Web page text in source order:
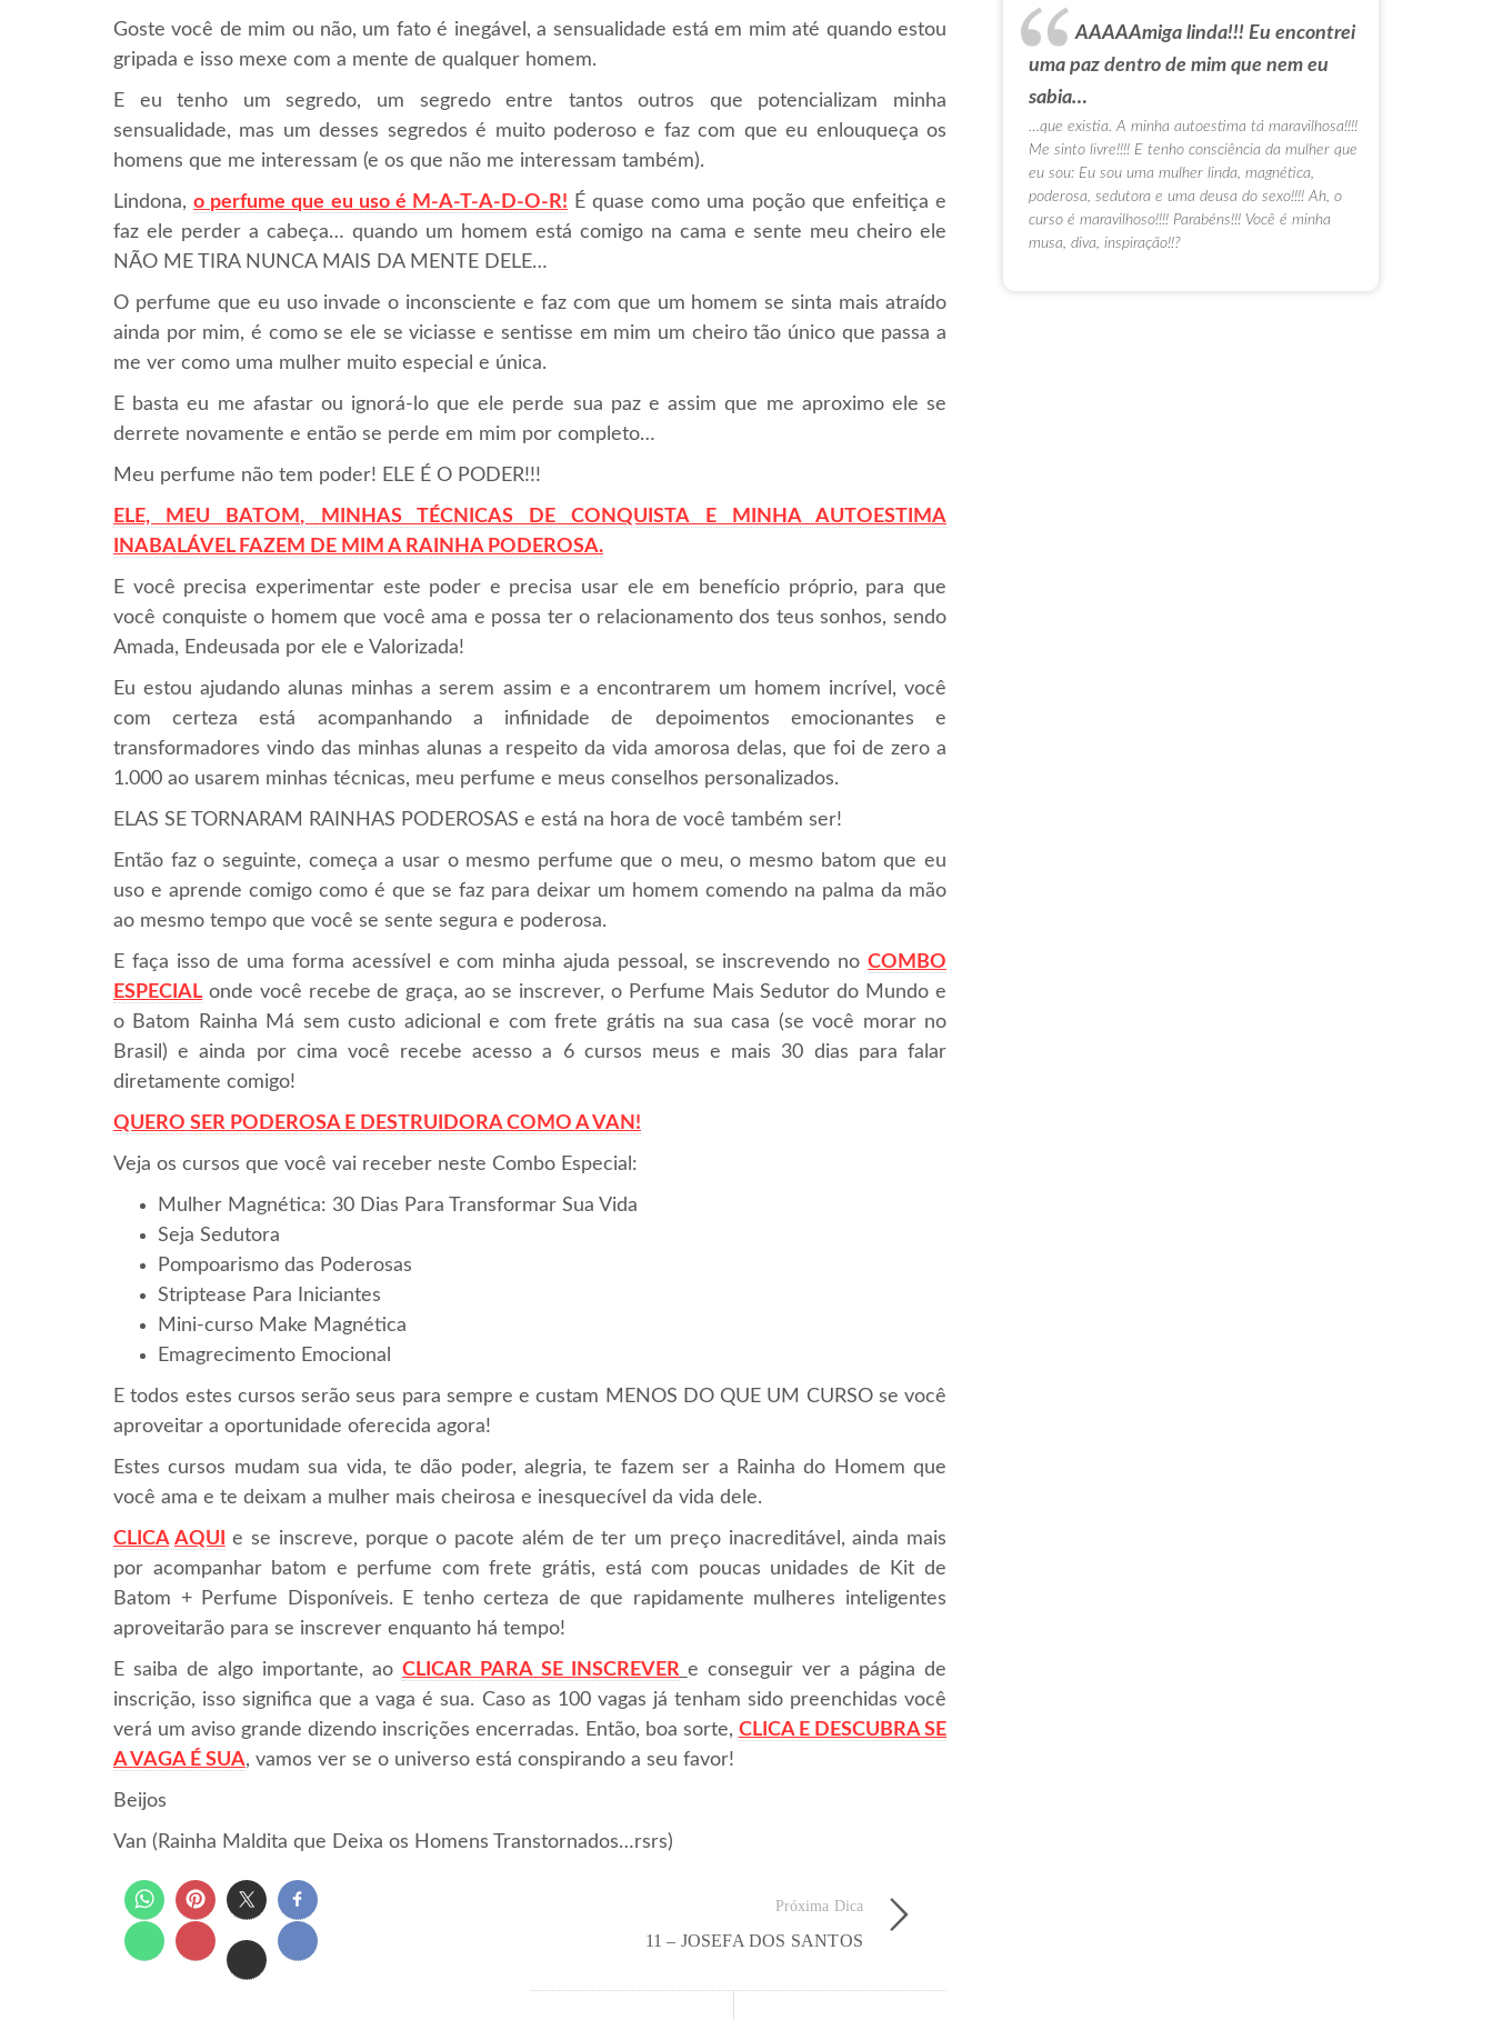
Goste você de mim ou não, um fato é inegável, a sensualidade está em mim até quando estou
gripada e isso mexe com a mente de qualquer homem.
E eu tenho um segredo, um segredo entre tantos outros que potencializam minha
sensualidade, mas um desses segredos é muito poderoso e faz com que eu enlouqueça os
homens que me interessam (e os que não me interessam também).
Lindona,o perfume que eu uso é M-A-T-A-D-O-R! É quase como uma poção que enfeitiça e
faz ele perder a cabeça… quando um homem está comigo na cama e sente meu cheiro ele
NÃO ME TIRA NUNCA MAIS DA MENTE DELE…
O perfume que eu uso invade o inconsciente e faz com que um homem se sinta mais atraído
ainda por mim, é como se ele se viciasse e sentisse em mim um cheiro tão único que passa a
me ver como uma mulher muito especial e única.
E basta eu me afastar ou ignorá-lo que ele perde sua paz e assim que me aproximo ele se
derrete novamente e então se perde em mim por completo…
Meu perfume não tem poder! ELE É O PODER!!!
ELE, MEU BATOM, MINHAS TÉCNICAS DE CONQUISTA EM INHAAUTOESTIMA
INABALÁVEL FAZEM DE MIM A RAINHA PODEROSA.
E você precisa experimentar este poder e precisa usar ele em benefício próprio, para que
você conquiste o homem que você ama e possa ter o relacionamento dos teus sonhos, sendo
Amada, Endeusada por ele e Valorizada!
Eu estou ajudando alunas minhas a serem assim e a encontrarem um homem incrível, você
com certeza está acompanhando a infinidade de depoimentos emocionantes e
transformadores vindo das minhas alunas a respeito da vida amorosa delas, que foi de zero a
1.000 ao usarem minhas técnicas, meu perfume e meus conselhos personalizados.
ELAS SE TORNARAM RAINHAS PODEROSAS e está na hora de você também ser!
Então faz o seguinte, começa a usar o mesmo perfume que o meu, o mesmo batom que eu
uso e aprende comigo como é que se faz para deixar um homem comendo na palma da mão
ao mesmo tempo que você se sente segura e poderosa.
E faça isso de uma forma acessível e com minha ajuda pessoal, se inscrevendo no COMBO
ESPECIAL onde você recebe de graça, ao se inscrever, o Perfume Mais Sedutor do Mundo e
o Batom Rainha Má sem custo adicional e com frete grátis na sua casa (se você morar no
Brasil) e ainda por cima você recebe acesso a 6 cursos meus e mais 30 dias para falar
diretamente comigo!
QUERO SER PODEROSA E DESTRUIDORA COMO A VAN!
Veja os cursos que você vai receber neste Combo Especial:
Mulher Magnética: 30 Dias Para Transformar Sua Vida
Seja Sedutora
Pompoarismo das Poderosas
Striptease Para Iniciantes
Mini-curso Make Magnética
Emagrecimento Emocional
E todos estes cursos serão seus para sempre e custam MENOS DO QUE UM CURSO se você
aproveitar a oportunidade oferecida agora!
Estes cursos mudam sua vida, te dão poder, alegria, te fazem ser a Rainha do Homem que
você ama e te deixam a mulher mais cheirosa e inesquecível da vida dele.
CLICA AQUI
e se inscreve, porque o pacote além de ter um preço inacreditável, ainda mais
por acompanhar batom e perfume com frete grátis, está com poucas unidades de Kit de
Batom + Perfume Disponíveis. E tenho certeza de que rapidamente mulheres inteligentes
aproveitarão para se inscrever enquanto há tempo!
E saiba de algo importante, aoCLICAR PARA SE INSCREVER e conseguir ver a página de
inscrição, isso significa que a vaga é sua. Caso as 100 vagas já tenham sido preenchidas você
verá um aviso grande dizendo inscrições encerradas. Então, boa sorte, CLICA E DESCUBRA SE
A VAGA É SUA, vamos ver se o universo está conspirando a seu favor!
Beijos
Van (Rainha Maldita que Deixa os Homens Transtornados…rsrs)
Próxima Dica
11 – JOSEFA DOS SANTOS
AAAAAmiga linda!!! Eu encontrei
uma paz dentro de mim que nem eu
sabia…
…que existia. A minha autoestima tá maravilhosa!!!!
Me sinto livre!!!! E tenho consciência da mulher que
eu sou: Eu sou uma mulher linda, magnética,
poderosa, sedutora e uma deusa do sexo!!!! Ah, o
curso é maravilhoso!!!! Parabéns!!! Você é minha
musa, diva, inspiração!!?